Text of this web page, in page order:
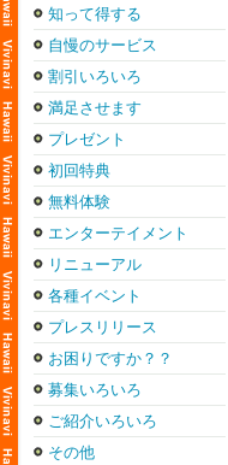
知って得する
自慢のサービス
割引いろいろ
満足させます
プレゼント
初回特典
無料体験
エンターテイメント
リニューアル
各種イベント
プレスリリース
お困りですか？？
募集いろいろ
ご紹介いろいろ
その他